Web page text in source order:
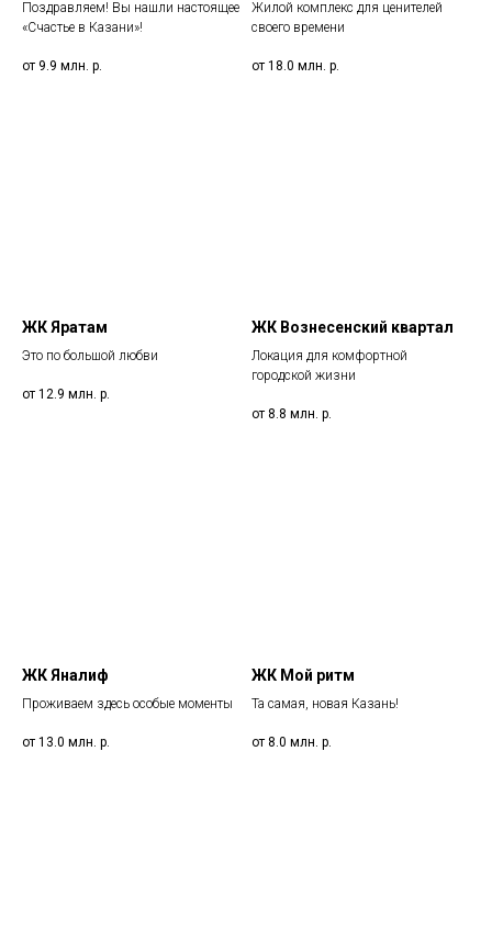
Поздравляем! Вы нашли настоящее
«Счастье в Казани»!
от 9.9 млн. р.
Жилой комплекс для ценителей
своего времени
от 18.0 млн. р.
ЖК Яратам
Это по большой любви
от 12.9 млн. р.
ЖК Вознесенский квартал
Локация для комфортной
городской жизни
от 8.8 млн. р.
ЖК Яналиф
Проживаем здесь особые моменты
от 13.0 млн. р.
ЖК Мой ритм
Та самая, новая Казань!
от 8.0 млн. р.